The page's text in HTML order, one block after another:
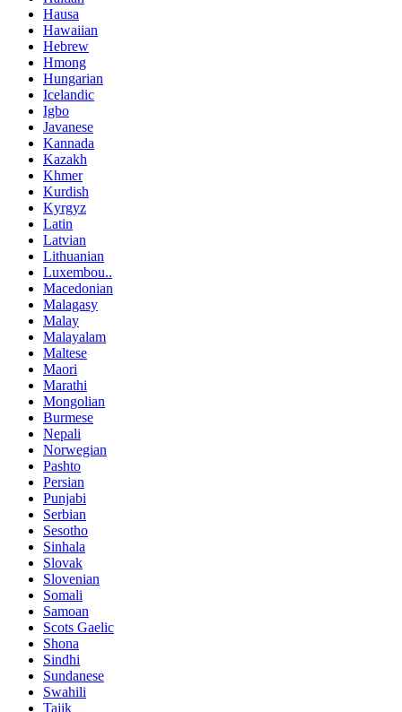
Hausa
Hawaiian
Hebrew
Hmong
Hungarian
Icelandic
Igbo
Javanese
Kannada
Kazakh
Khmer
Kurdish
Kyrgyz
Latin
Latvian
Lithuanian
Luxembou..
Macedonian
Malagasy
Malay
Malayalam
Maltese
Maori
Marathi
Mongolian
Burmese
Nepali
Norwegian
Pashto
Persian
Punjabi
Serbian
Sesotho
Sinhala
Slovak
Slovenian
Somali
Samoan
Scots Gaelic
Shona
Sindhi
Sundanese
Swahili
Tajik